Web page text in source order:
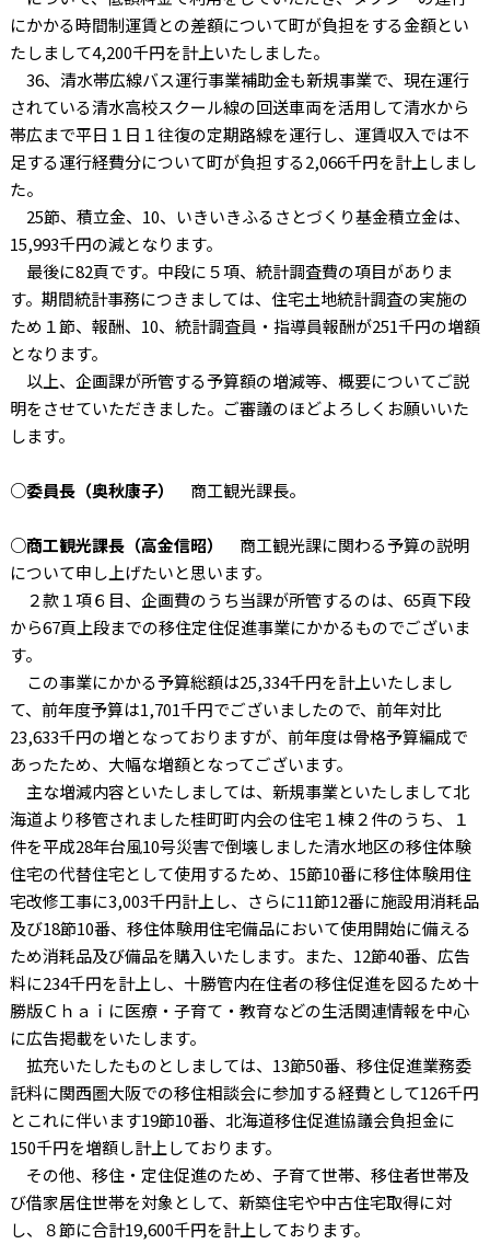
にかかる時間制運賃との差額について町が負担をする金額とい
たしまして4,200千円を計上いたしました。
36、清水帯広線バス運行事業補助金も新規事業で、現在運行
されている清水高校スクール線の回送車両を活用して清水から
帯広まで平日１日１往復の定期路線を運行し、運賃収入では不
足する運行経費分について町が負担する2,066千円を計上しまし
た。
25節、積立金、10、いきいきふるさとづくり基金積立金は、
15,993千円の減となります。
最後に82頁です。中段に５項、統計調査費の項目がありま
す。期間統計事務につきましては、住宅土地統計調査の実施の
ため１節、報酬、10、統計調査員・指導員報酬が251千円の増額
となります。
以上、企画課が所管する予算額の増減等、概要についてご説
明をさせていただきました。ご審議のほどよろしくお願いいた
します。
○委員長（奥秋康子） 商工観光課長。
○商工観光課長（高金信昭）
商工観光課に関わる予算の説明
について申し上げたいと思います。
２款１項６目、企画費のうち当課が所管するのは、65頁下段
から67頁上段までの移住定住促進事業にかかるものでございま
す。
この事業にかかる予算総額は25,334千円を計上いたしまし
て、前年度予算は1,701千円でございましたので、前年対比
23,633千円の増となっておりますが、前年度は骨格予算編成で
あったため、大幅な増額となってございます。
主な増減内容といたしましては、新規事業といたしまして北
海道より移管されました桂町町内会の住宅１棟２件のうち、１
件を平成28年台風10号災害で倒壊しました清水地区の移住体験
住宅の代替住宅として使用するため、15節10番に移住体験用住
宅改修工事に3,003千円計上し、さらに11節12番に施設用消耗品
及び18節10番、移住体験用住宅備品において使用開始に備える
ため消耗品及び備品を購入いたします。また、12節40番、広告
料に234千円を計上し、十勝管内在住者の移住促進を図るため十
勝版Ｃｈａｉに医療・子育て・教育などの生活関連情報を中心
に広告掲載をいたします。
拡充いたしたものとしましては、13節50番、移住促進業務委
託料に関西圏大阪での移住相談会に参加する経費として126千円
とこれに伴います19節10番、北海道移住促進協議会負担金に
150千円を増額し計上しております。
その他、移住・定住促進のため、子育て世帯、移住者世帯及
び借家居住世帯を対象として、新築住宅や中古住宅取得に対
し、８節に合計19,600千円を計上しております。